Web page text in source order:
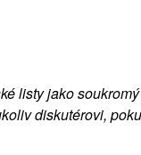
listy jako
diskutérovi,